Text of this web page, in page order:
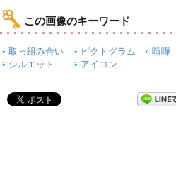
この画像のキーワード
取っ組み合い ピクトグラム 喧嘩
シルエット
アイコン